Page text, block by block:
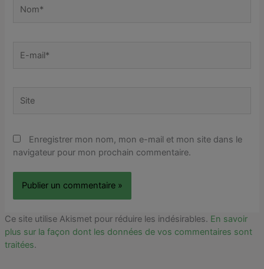
mail*
Enregistrer mon nom, mon e-mail et mon site dans le
navigateur pour mon prochain commentaire.
Ce site utilise Akismet pour réduire les indésirables. En savoir
plus sur la façon dont les données de vos commentaires sont
traitées.